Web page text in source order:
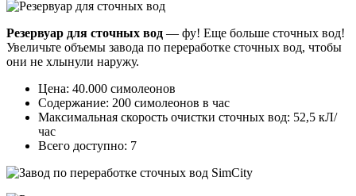
Резервуар для сточных вод — фу! Еще больше сточных вод!
Увеличьте объемы завода по переработке сточных вод, чтобы
они не хлынули наружу.
Цена: 40.000 симолеонов
Содержание: 200 симолеонов в час
Максимальная скорость очистки сточных вод: 52,5 кЛ/
час
Всего доступно: 7